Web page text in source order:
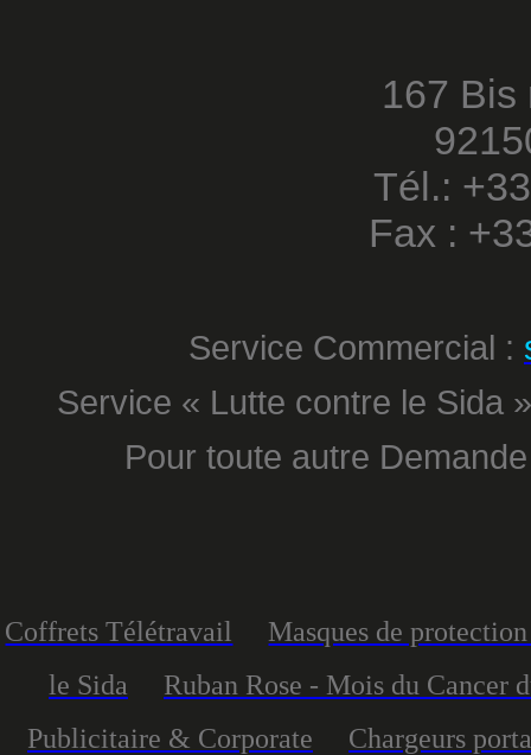
167 Bis
Tél.:
Fax :
Service Commercial :
Service « Lutte contre le Sida
Pour toute autre
Coffrets Télétravail
Masques de
le Sida
Ruban Rose - Mois du Cancer
Publicitaire & Corporate
Chargeurs